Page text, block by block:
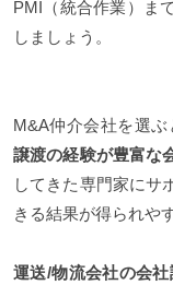
PMI（統合作業）ま
しましょう。
M&A仲介会社を選ぶ
譲渡の経験が豊富な
してきた専門家にサ
きる結果が得られや
運送/物流会社の会